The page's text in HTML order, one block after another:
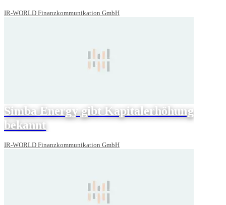
IR-WORLD Finanzkommunikation GmbH
Simba Energy gibt Kapitalerhöhung
bekannt
IR-WORLD Finanzkommunikation GmbH